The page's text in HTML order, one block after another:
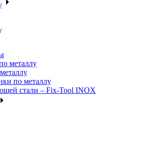
металлу
по металлу
стали – Fix-Tool INOX